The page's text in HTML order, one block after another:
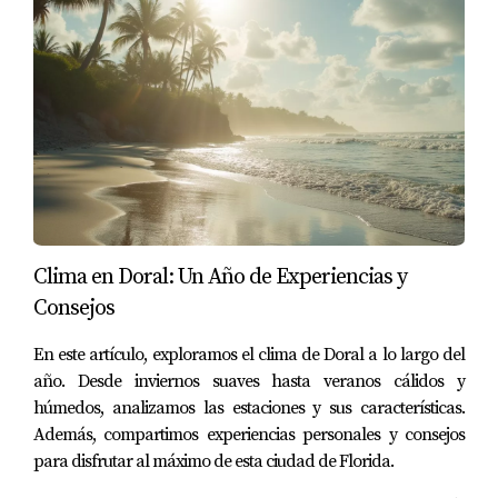
planes de desarrollo urbano, se dio cuenta de que el
área estaba atrayendo a jóvenes profesionales.
Compró una propiedad a un precio razonable y,
unos años después, su inversión se duplicó cuando
el barrio se volvió popular.
2. El Caso de Carlos: Evitando una Trampa
Financiera
Carlos estaba listo para comprar una propiedad
frente a la playa sin hacer una investigación
mercado, descubrió que el área había
experimentado una caída significativa en los precios
debido a problemas ambientales. Gracias a su
investigación, Carlos evitó lo que podría haber sido
Clima en Doral: Un Año de Experiencias y
Consejos
En este artículo, exploramos el clima de Doral a lo largo del
año. Desde inviernos suaves hasta veranos cálidos y
húmedos, analizamos las estaciones y sus características.
Además, compartimos experiencias personales y consejos
para disfrutar al máximo de esta ciudad de Florida.